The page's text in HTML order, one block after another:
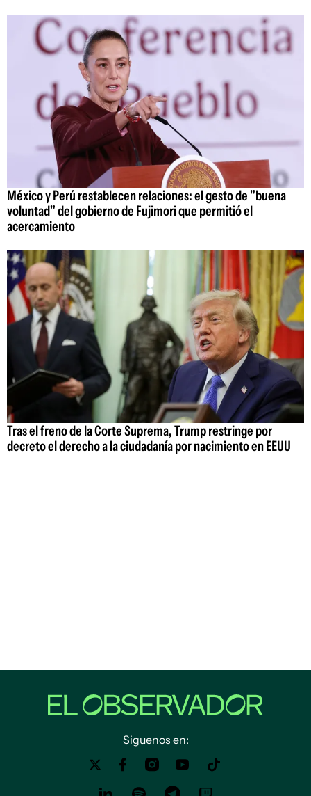
México y Perú restablecen relaciones: el gesto de "buena
voluntad" del gobierno de Fujimori que permitió el
acercamiento
Tras el freno de la Corte Suprema, Trump restringe por
decreto el derecho a la ciudadanía por nacimiento en EEUU
Siguenos en: